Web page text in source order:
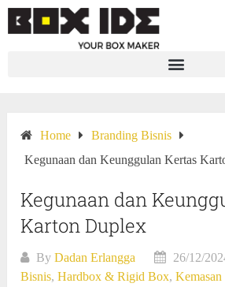
Home
Branding Bisnis
Kegunaan dan Keunggulan Kertas
Kegunaan dan
Karton Duplex
ByDadan Erlangga 26/12/
Bisnis,Hardbox & Rigid Box,